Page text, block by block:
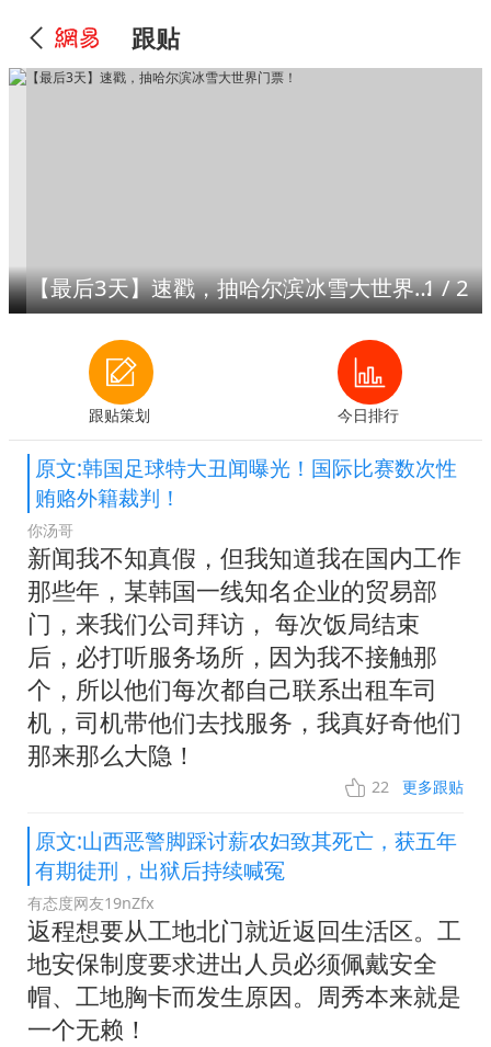
跟贴
【最后3天】速戳，抽哈尔滨冰雪大世界门票！1/2
跟贴策划 今日排行
原文:韩国足球特大丑闻曝光！国际比赛数次性
贿赂外籍裁判！
你汤哥
新闻我不知真假，但我知道我在国内工作
那些年，某韩国一线知名企业的贸易部
门，来我们公司拜访， 每次饭局结束
后，必打听服务场所，因为我不接触那
个，所以他们每次都自己联系出租车司
机，司机带他们去找服务，我真好奇他们
那来那么大隐！
22 更多跟贴
原文:山西恶警脚踩讨薪农妇致其死亡，获五年
有期徒刑，出狱后持续喊冤
有态度网友19nZfx
返程想要从工地北门就近返回生活区。工
地安保制度要求进出人员必须佩戴安全
帽、工地胸卡而发生原因。周秀本来就是
一个无赖！